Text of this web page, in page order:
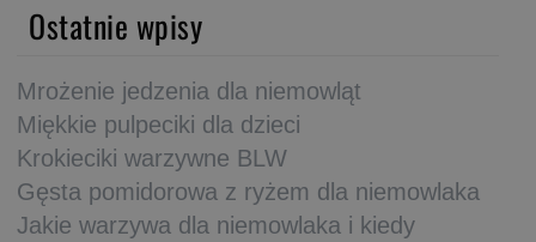
Ostatnie wpisy
Mrożenie jedzenia dla niemowląt
Miękkie pulpeciki dla dzieci
Krokieciki warzywne BLW
Gęsta pomidorowa z ryżem dla niemowlaka
Jakie warzywa dla niemowlaka i kiedy